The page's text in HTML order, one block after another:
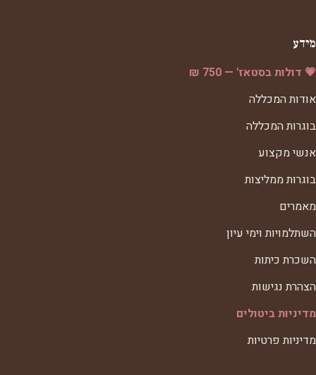
מידע
💗 דולות בסטאז' — 750 ₪
אודות המכללה
בוגרות המכללה
אנשי מקצוע
בוגרות ממליצות
מאמרים
השתלמויות וימי עיון
השכרת כיתות
הצהרת נגישות
מדיניות ביטולים
מדיניות פרטיות